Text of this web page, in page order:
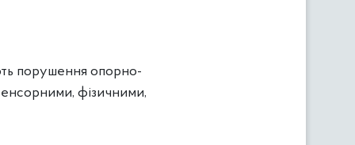
порушення опорно-
фізичними,